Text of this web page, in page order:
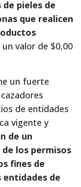
pieles de
que realicen
valor de $0,00
un fuerte
de entidades
vigente y
de un
los permisos
fines de
de